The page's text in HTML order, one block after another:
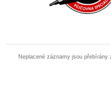
Neplacené záznamy jsou